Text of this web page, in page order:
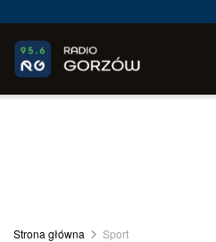
Strona główna Sport